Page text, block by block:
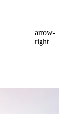
arrow-
right